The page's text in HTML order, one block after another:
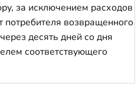
за исключением расходов
потребителя возвращенного
десять дней со дня
соответствующего